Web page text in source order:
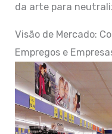
da arte para
Visão de Mercado:
Empregos e